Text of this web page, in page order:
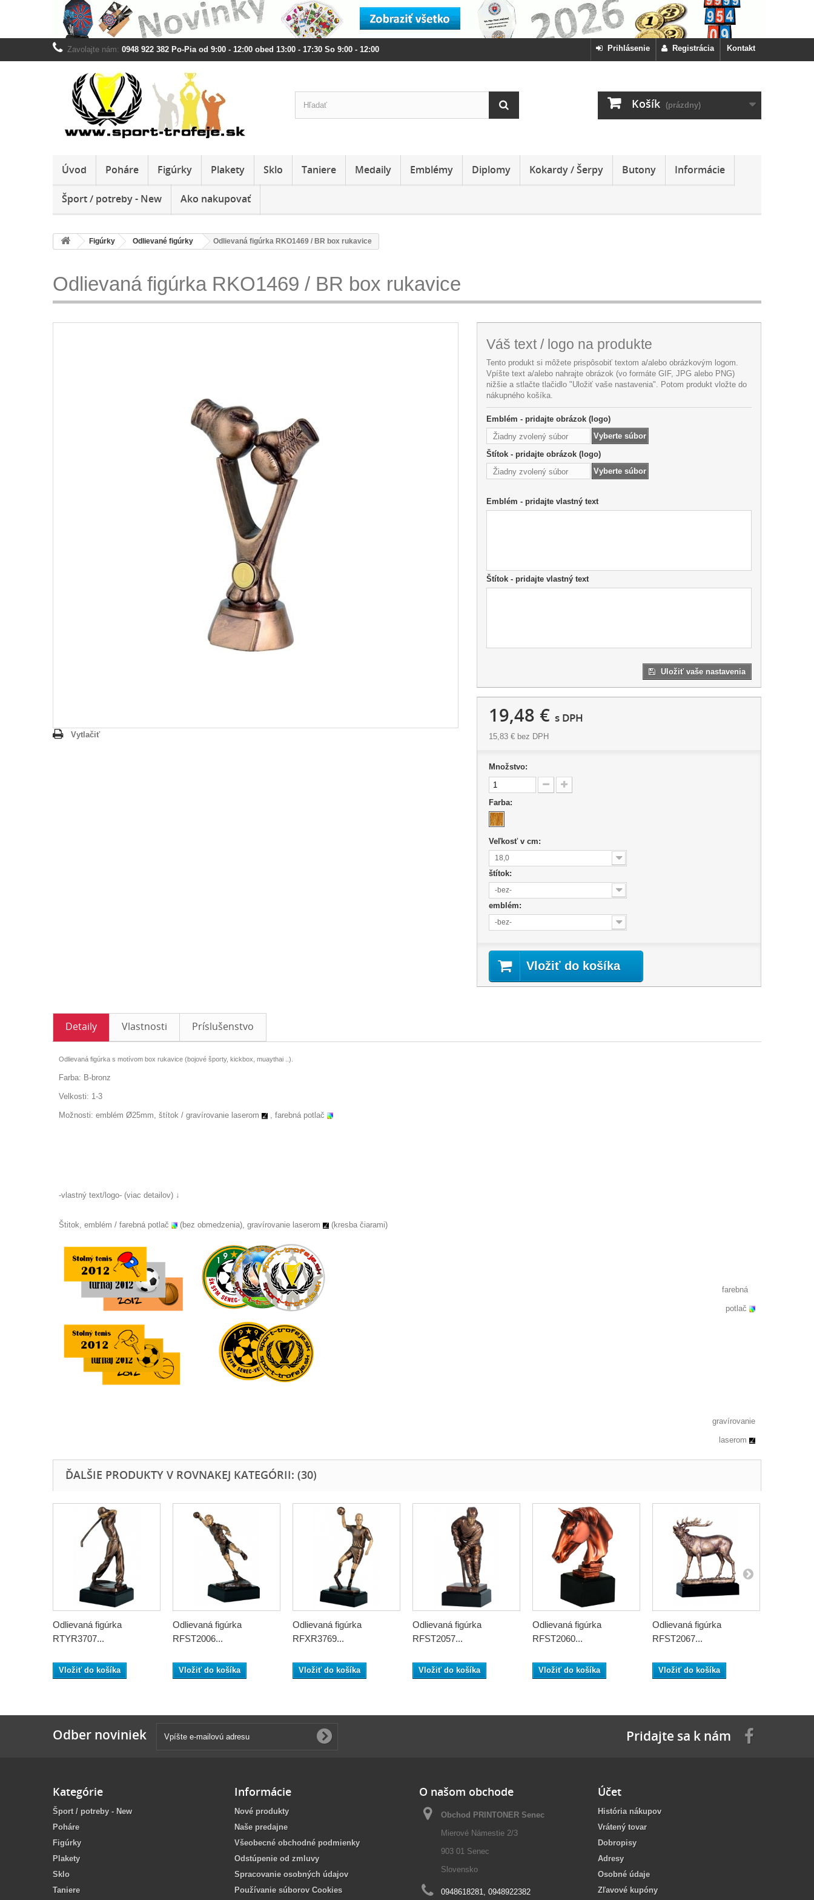
Kontakt
Zavolajte nám: 0948 922 382 Po-Pia od 9:00 - 12:00 obed 13:00 - 17:30 So 9:00 - 12:00 Registrácia
Prihlásenie
Košík (prázdny)
Úvod Poháre Figúrky Plakety Sklo Taniere Medaily Emblémy Diplomy Kokardy / Šerpy Butony Informácie
Šport / potreby - New Ako nakupovať
Figúrky Odlievané figúrky Odlievaná figúrka RKO1469 / BR box rukavice
Odlievaná figúrka RKO1469 / BR box rukavice
Vytlačiť
Váš text / logo na produkte
Tento produkt si môžete prispôsobiť textom a/alebo obrázkovým logom.
Vpíšte text a/alebo nahrajte obrázok (vo formáte GIF, JPG alebo PNG)
nižšie a stlačte tlačidlo "Uložiť vaše nastavenia". Potom produkt vložte do
nákupného košíka.
Emblém - pridajte obrázok (logo)
Žiadny zvolený súbor
Vyberte súbor
Štítok - pridajte obrázok (logo)
Žiadny zvolený súbor
Vyberte súbor
Emblém - pridajte vlastný text
Štítok - pridajte vlastný text
Uložiť vaše nastavenia
19,48 € s DPH
15,83 €bez DPH
Množstvo:
Farba:
Veľkosť v cm:
18,0
štítok:
-bez-
emblém:
-bez-
Vložiť do košíka
Detaily Vlastnosti Príslušenstvo
Odlievaná figúrka s motívom box rukavice (bojové športy, kickbox, muaythai ..).
Farba: B-bronz
Velkosti: 1-3
Možnosti: emblém Ø25mm, štítok / gravírovanie laserom , farebná potlač
-vlastný text/logo- (viac detailov) ↓
Štitok, emblém / farebná potlač (bez obmedzenia), gravírovanie laserom (kresba čiarami)
farebná
potlač
gravírovanie
laserom
ĎALŠIE PRODUKTY V ROVNAKEJ KATEGÓRII: (30)
Odlievaná figúrka
RTYR3707...
Vložiť do košíka
Odlievaná figúrka
RFST2006...
Vložiť do košíka
Odlievaná figúrka
RFXR3769...
Vložiť do košíka
Odlievaná figúrka
RFST2057...
Vložiť do košíka
Odlievaná figúrka
RFST2060...
Vložiť do košíka
Odlievaná figúrka
RFST2067...
Vložiť do košíka
Odber noviniek Pridajte sa k nám
Kategórie
Šport / potreby - New
Poháre
Figúrky
Plakety
Sklo
Taniere
Informácie
Nové produkty
Naše predajne
Všeobecné obchodné podmienky
Odstúpenie od zmluvy
Spracovanie osobných údajov
Používanie súborov Cookies
O našom obchode
Obchod PRINTONER Senec
Mierové Námestie 2/3
903 01 Senec
Slovensko
0948618281, 0948922382
Účet
História nákupov
Vrátený tovar
Dobropisy
Adresy
Osobné údaje
Zľavové kupóny